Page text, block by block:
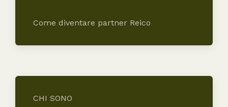
Come diventare partner Reico
CHI SONO